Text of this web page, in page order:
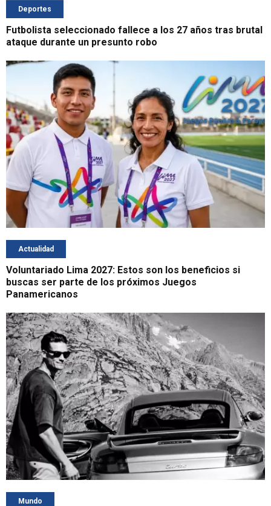
Deportes
Futbolista seleccionado fallece a los 27 años tras brutal
ataque durante un presunto robo
Actualidad
Voluntariado Lima 2027: Estos son los beneficios si
buscas ser parte de los próximos Juegos
Panamericanos
Mundo